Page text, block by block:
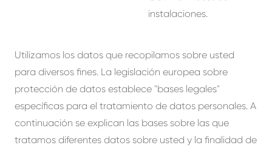
instalaciones.
Utilizamos los datos que recopilamos sobre usted
para diversos fines. La legislación europea sobre
protección de datos establece "bases legales"
específicas para el tratamiento de datos personales. A
continuación se explican las bases sobre las que
tratamos diferentes datos sobre usted y la finalidad de